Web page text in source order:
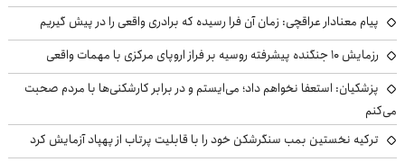
پیام معنادار عراقچی: زمان آن فرا رسیده که برادری واقعی را در پیش گیریم
رزمایش ۱۰ جنگنده پیشرفته روسیه بر فراز اروپای مرکزی با مهمات واقعی
پزشکیان: استعفا نخواهم داد؛ می‌ایستم و در برابر کارشکنی‌ها با مردم صحبت
می‌کنم
ترکیه نخستین بمب سنگرشکن خود را با قابلیت پرتاب از پهپاد آزمایش کرد